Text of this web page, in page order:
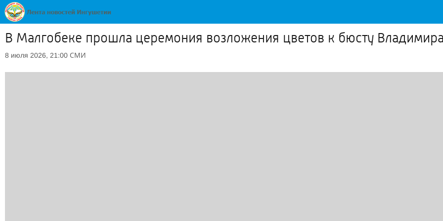
В Малгобеке прошла церемония возложения цветов к бюсту
8 июля 2026, 21:00 СМИ